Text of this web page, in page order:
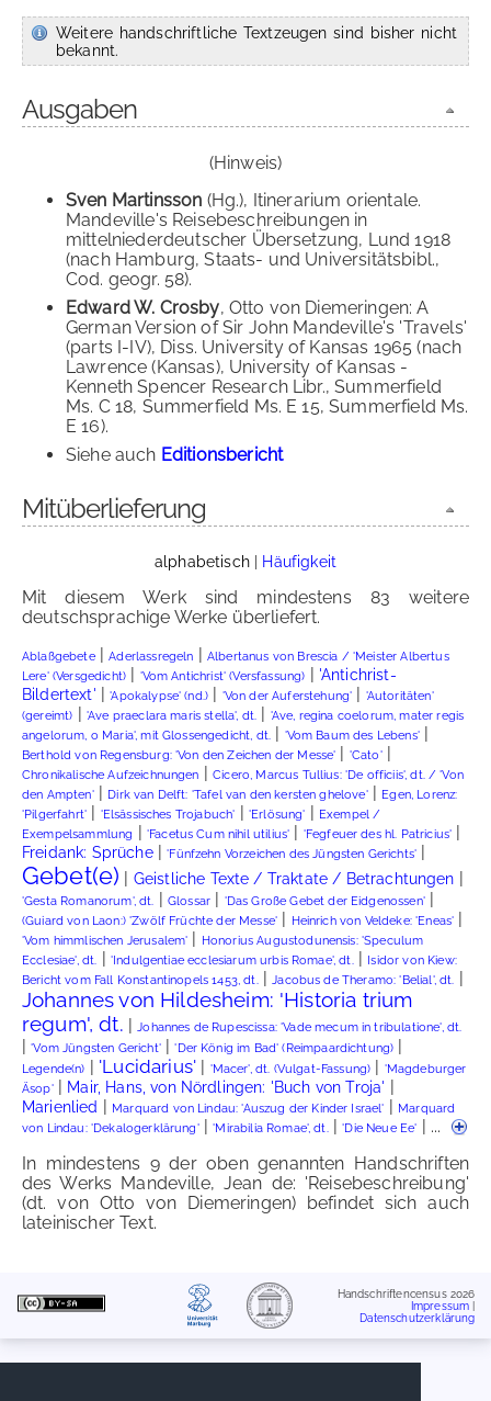
Weitere handschriftliche Textzeugen sind bisher nicht
bekannt.
Ausgaben
(Hinweis)
Sven Martinsson (Hg.), Itinerarium orientale.
Mandeville's Reisebeschreibungen in
mittelniederdeutscher Übersetzung, Lund 1918
(nach Hamburg, Staats- und Universitätsbibl.,
Cod. geogr. 58).
Edward W. Crosby, Otto von Diemeringen: A
German Version of Sir John Mandeville's 'Travels'
(parts I-IV), Diss. University of Kansas 1965 (nach
Lawrence (Kansas), University of Kansas -
Kenneth Spencer Research Libr., Summerfield
Ms. C 18, Summerfield Ms. E 15, Summerfield Ms.
E 16).
Siehe auch Editionsbericht
Mitüberlieferung
alphabetisch| Häufigkeit
Mit diesem Werk sind mindestens 83 weitere
deutschsprachige Werke überliefert.
Ablaßgebete|Aderlassregeln | Albertanus von Brescia / 'Meister Albertus
Lere' (Versgedicht) | 'Vom Antichrist' (Versfassung) | 'Antichrist-
Bildertext' |'Apokalypse' (nd.) | 'Von der Auferstehung' | 'Autoritäten'
(gereimt) | 'Ave praeclara maris stella', dt. | 'Ave, regina coelorum, mater regis
angelorum, o Maria', mit Glossengedicht, dt. | 'Vom Baum des Lebens'|
Berthold von Regensburg: 'Von den Zeichen der Messe' | 'Cato'|
Chronikalische Aufzeichnungen |Cicero, Marcus Tullius: 'De officiis', dt. / 'Von
den Ampten'| Dirk van Delft: 'Tafel van den kersten ghelove'| Egen, Lorenz:
'Pilgerfahrt' | 'Elsässisches Trojabuch' | 'Erlösung' | Exempel /
Exempelsammlung | 'Facetus Cum nihil utilius' | 'Fegfeuer des hl. Patricius' |
Freidank: Sprüche|'Fünfzehn Vorzeichen des Jüngsten Gerichts' |
Gebet(e) | Geistliche Texte / Traktate / Betrachtungen |
'Gesta Romanorum', dt. |Glossar | 'Das Große Gebet der Eidgenossen'|
(Guiard von Laon:) 'Zwölf Früchte der Messe' | Heinrich von Veldeke: 'Eneas' |
'Vom himmlischen Jerusalem' | Honorius Augustodunensis: 'Speculum
Ecclesiae', dt. | 'Indulgentiae ecclesiarum urbis Romae', dt.| Isidor von Kiew:
Bericht vom Fall Konstantinopels 1453, dt.|Jacobus de Theramo: 'Belial', dt. |
Johannes von Hildesheim: 'Historia trium
regum', dt. |Johannes de Rupescissa: 'Vade mecum in tribulatione', dt.
|'Vom Jüngsten Gericht'|'Der König im Bad' (Reimpaardichtung) |
Legende(n) | 'Lucidarius' | 'Macer', dt. (Vulgat-Fassung) | 'Magdeburger
Äsop'| Mair, Hans, von Nördlingen: 'Buch von Troja' |
Marienlied | Marquard von Lindau: 'Auszug der Kinder Israel' | Marquard
von Lindau: 'Dekalogerklärung'|'Mirabilia Romae', dt.|'Die Neue Ee' | ...
In mindestens 9 der oben genannten Handschriften
des Werks Mandeville, Jean de: 'Reisebeschreibung'
(dt. von Otto von Diemeringen) befindet sich auch
lateinischer Text.
Handschriftencensus 2026
Impressum
Datenschutzerklärung